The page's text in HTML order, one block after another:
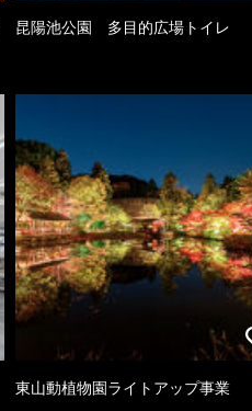
昆陽池公園 多目的広場トイレ
東山動植物園ライトアップ事業